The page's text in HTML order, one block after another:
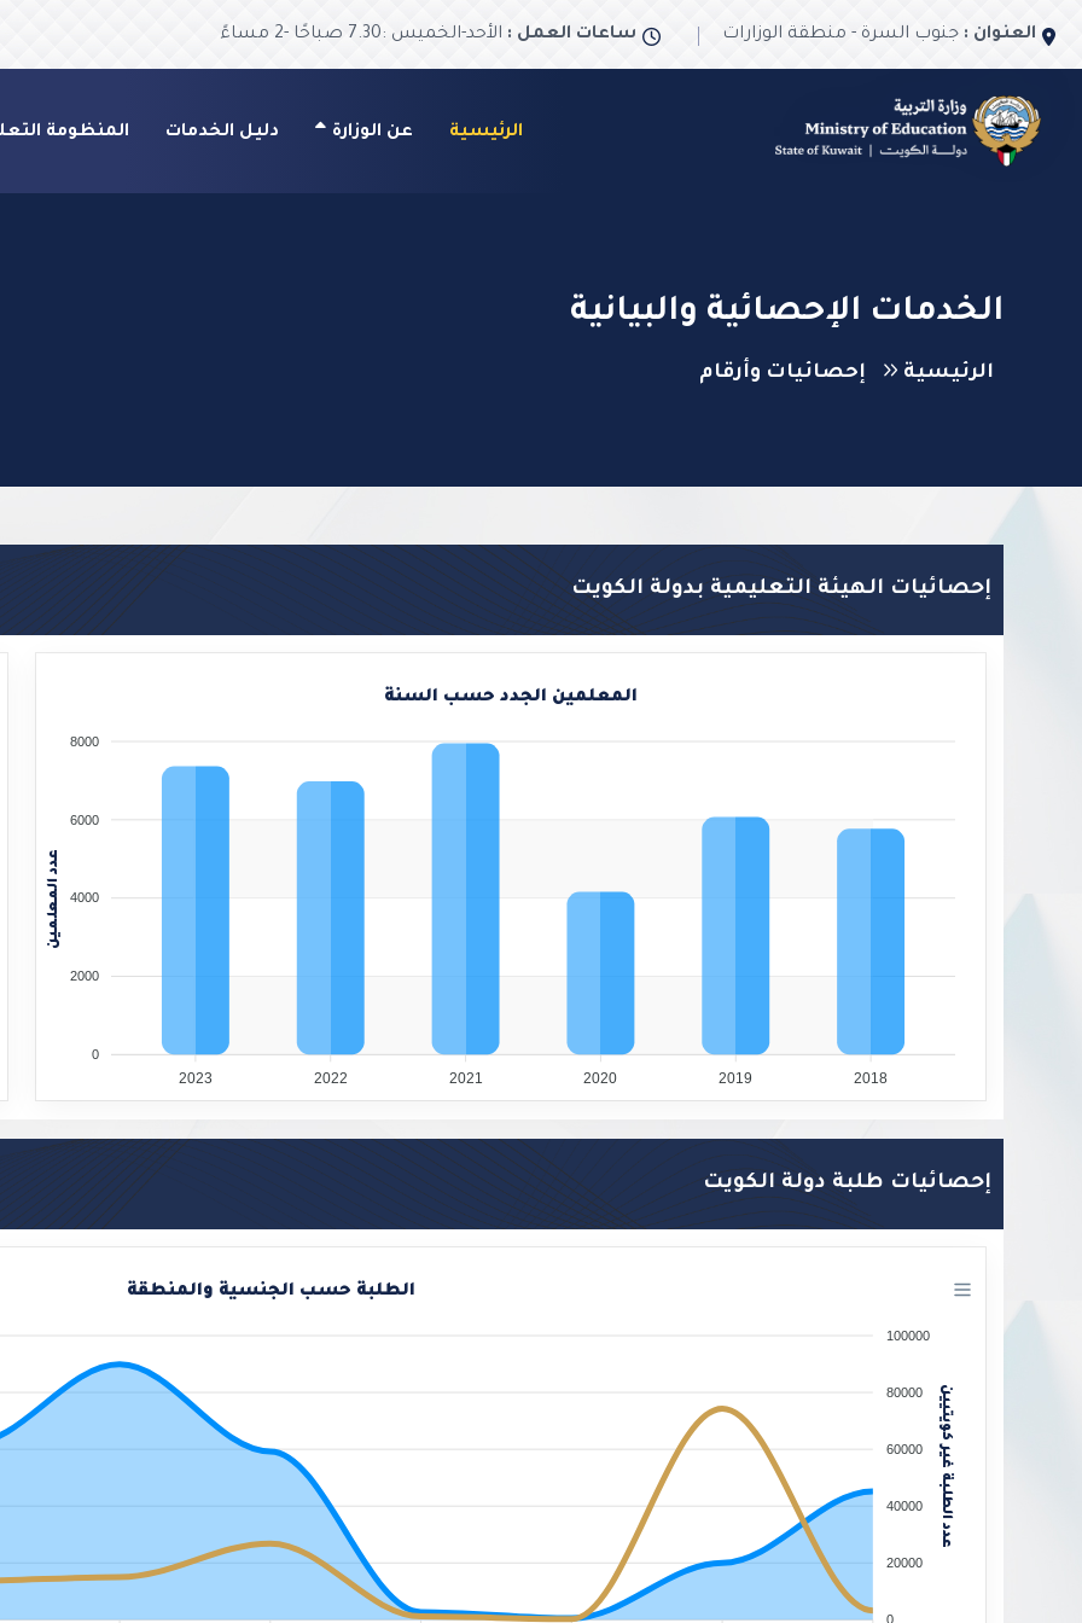
العنوان : جنوب السرة - منطقة الوزارات ساعات العمل : الأحد-الخميس :7.30 صباحًا -2 مساءً
الرئيسية عن الوزارة دليل الخدمات المنظومة
الخدمات الإحصائية والبيانية
الرئيسية إحصائيات وأرقام
إحصائيات الهيئة التعليمية بدولة الكويت
المعلمين الجدد حسب السنة
8000
6000
4000
2000
0
عدد المعلمين
2023 2022 2021 2020 2019 2018
إحصائيات طلبة دولة الكويت
100000
80000
60000
40000
20000
0
عدد الطلبة غير كويتيين
الطلبة حسب الجنسية والمنطقة